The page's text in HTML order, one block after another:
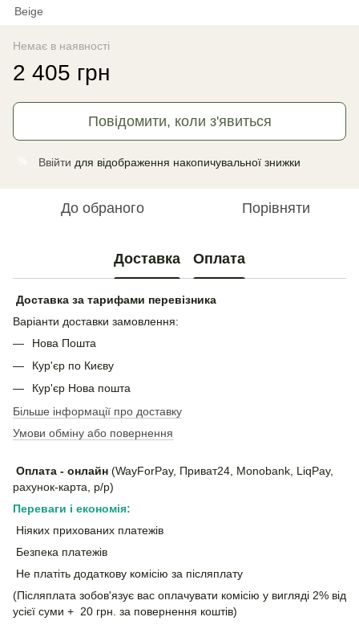
Немає в наявності
2 405 грн
Повідомити, коли з'явиться
Ввійти для відображення накопичувальної знижки
До обраного Порівняти
Доставка Оплата
Доставка за тарифами перевізника
Варіанти доставки замовлення:
Нова Пошта
Кур'єр по Києву
Кур'єр Нова пошта
Більше інформації про доставку
Умови обміну або повернення
Оплата - онлайн (WayForPay, Приват24, Monobank, LiqPay,
рахунок-карта, р/р)
Переваги і економія:
Ніяких прихованих платежів
Безпека платежів
Не платіть додаткову комісію за післяплату
(Післяплата зобов'язує вас оплачувати комісію у вигляді 2% від
усієї суми + 20 грн. за повернення коштів)